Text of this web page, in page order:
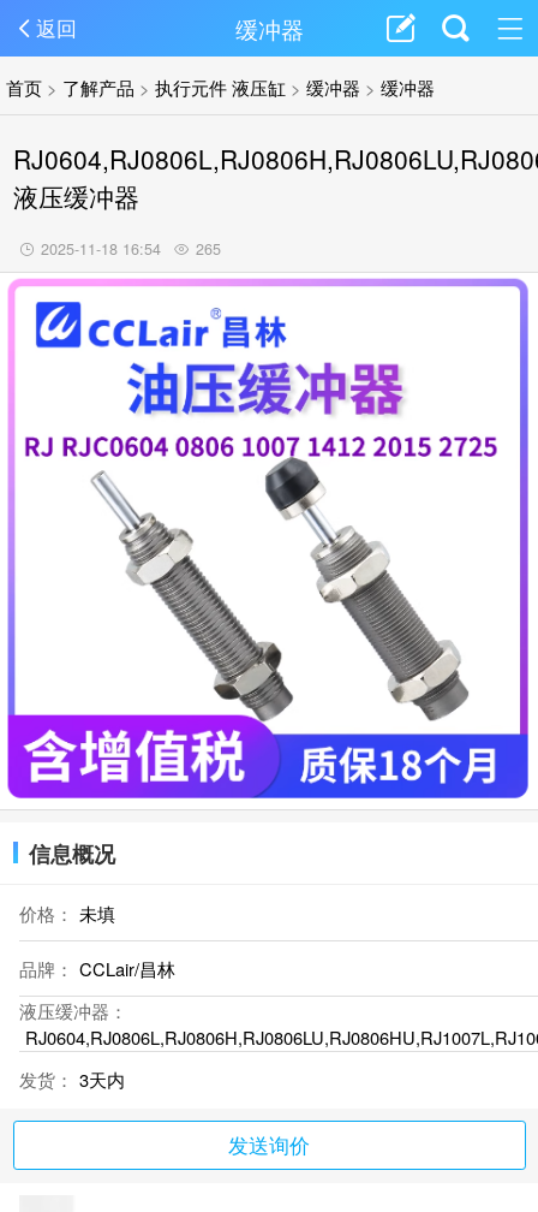
返回 缓冲器
首页 > 了解产品 >执行元件 液压缸 >缓冲器 >缓冲器
液压缓冲器
2025-11-18 16:54 265
信息概况
价格： 未填
品牌： CCLair/昌林
液压缓冲器：
发货： 3天内
发送询价